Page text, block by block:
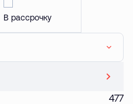
Стандартная
477